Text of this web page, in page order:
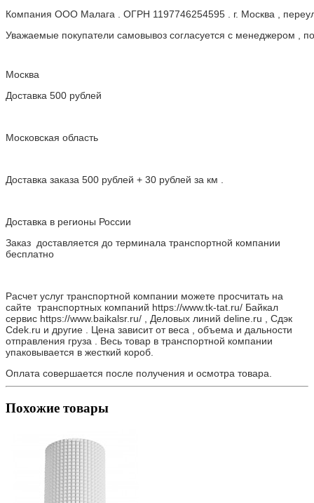
Компания ООО Малага . ОГРН 1197746254595 . г. Москва ,
Уважаемые покупатели самовывоз согласуется с менеджером ,
Москва
Доставка 500 рублей
Московская область
Доставка заказа 500 рублей + 30 рублей за км .
Доставка в регионы России
Заказ доставляется до терминала транспортной компании
бесплатно
Расчет услуг транспортной компании можете просчитать на
сайте транспортных компаний https://www.tk-tat.ru/ Байкал
сервис https://www.baikalsr.ru/ , Деловых линий deline.ru , Сдэк
Cdek.ru и другие . Цена зависит от веса , объема и дальности
отправления груза . Весь товар в транспортной компании
упаковывается в жесткий короб.
Оплата совершается после получения и осмотра товара.
Похожие товары